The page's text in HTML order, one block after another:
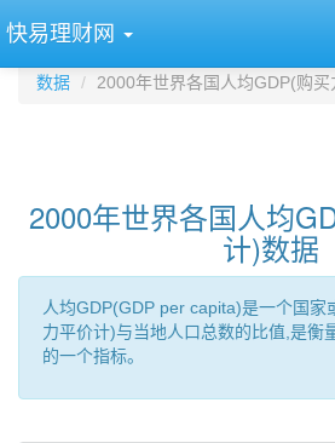
快易理财网
数据 2000年世界各国人均GDP(购
2000年世界各国人均
计)数据
人均GDP(GDP per capita)是一个国家
力平价计)与当地人口总数的比值,是衡
的一个指标。